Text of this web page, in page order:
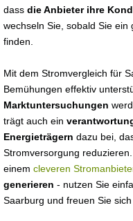
dass die Anbieter ihre
wechseln Sie, sobald Sie
finden.
Mit dem Stromvergleich für
Bemühungen effektiv
Marktuntersuchungen
trägt auch ein
Energieträgern dazu bei,
Stromversorgung
einem cleveren
generieren - nutzen Sie
Saarburg und freuen Sie